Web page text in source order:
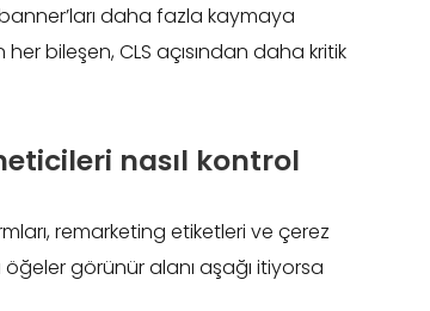
daha fazla kaymaya
bileşen, CLS açısından daha kritik
nasıl kontrol
remarketing etiketleri ve çerez
görünür alanı aşağı itiyorsa